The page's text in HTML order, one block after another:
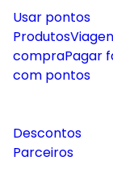
Usar pontos
Produtos
compraPagar
com pontos
Descontos
Parceiros